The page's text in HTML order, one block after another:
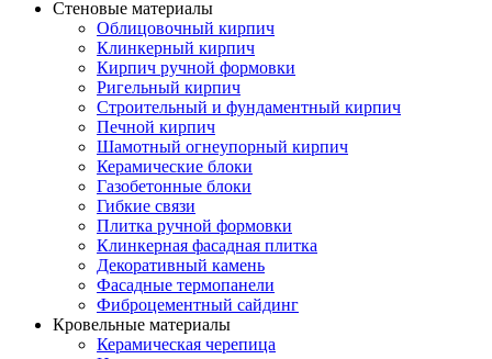
Стеновые материалы
Облицовочный кирпич
Клинкерный кирпич
Кирпич ручной формовки
Ригельный кирпич
Строительный и фундаментный кирпич
Печной кирпич
Шамотный огнеупорный кирпич
Керамические блоки
Газобетонные блоки
Гибкие связи
Плитка ручной формовки
Клинкерная фасадная плитка
Декоративный камень
Фасадные термопанели
Фиброцементный сайдинг
Кровельные материалы
Керамическая черепица